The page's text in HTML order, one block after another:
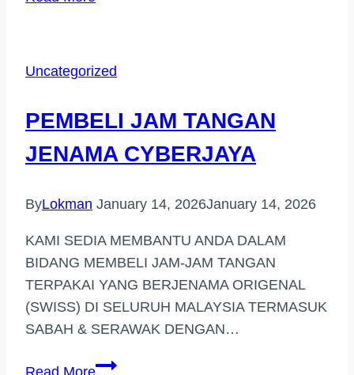
TINGGI
Uncategorized
PEMBELI JAM TANGAN
JENAMA CYBERJAYA
ByLokman January 14, 2026January 14, 2026
KAMI SEDIA MEMBANTU ANDA DALAM
BIDANG MEMBELI JAM-JAM TANGAN
TERPAKAI YANG BERJENAMA ORIGENAL
(SWISS) DI SELURUH MALAYSIA TERMASUK
SABAH & SERAWAK DENGAN…
Read MorePEMBELI